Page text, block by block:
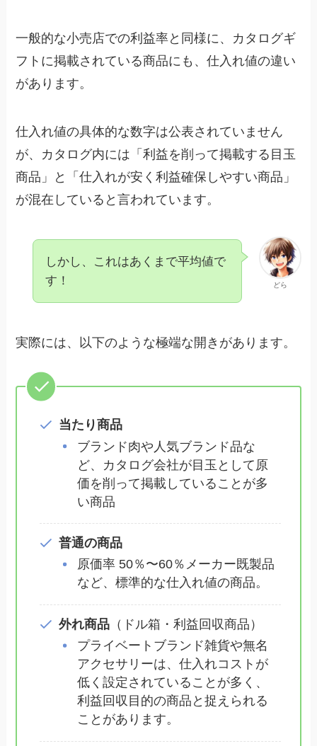
一般的な小売店での利益率と同様に、カタログギ
フトに掲載されている商品にも、仕入れ値の違い
があります。
仕入れ値の具体的な数字は公表されていません
が、カタログ内には「利益を削って掲載する目玉
商品」と「仕入れが安く利益確保しやすい商品」
が混在していると言われています。
どら
しかし、これはあくまで平均値で
す！
実際には、以下のような極端な開きがあります。
当たり商品
ブランド肉や人気ブランド品な
ど、カタログ会社が目玉として原
価を削って掲載していることが多
い商品
普通の商品
原価率 50％〜60％メーカー既製品
など、標準的な仕入れ値の商品。
外れ商品（ドル箱・利益回収商品）
プライベートブランド雑貨や無名
アクセサリーは、仕入れコストが
低く設定されていることが多く、
利益回収目的の商品と捉えられる
ことがあります。